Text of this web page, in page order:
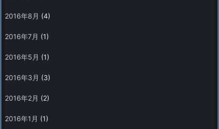
2016年8月 (4)
2016年7月 (1)
2016年5月 (1)
2016年3月 (3)
2016年2月 (2)
2016年1月 (1)